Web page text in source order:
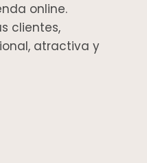
online.
clientes,
atractiva y